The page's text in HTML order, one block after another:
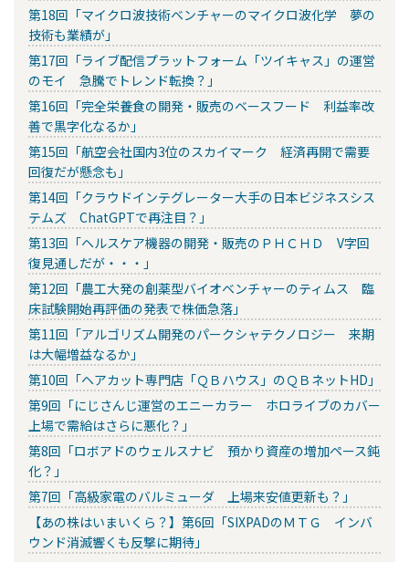
第18回「マイクロ波技術ベンチャーのマイクロ波化学 夢の
技術も業績が」
第17回「ライブ配信プラットフォーム「ツイキャス」の運営
のモイ 急騰でトレンド転換？」
第16回「完全栄養食の開発・販売のベースフード 利益率改
善で黒字化なるか」
第15回「航空会社国内3位のスカイマーク 経済再開で需要
回復だが懸念も」
第14回「クラウドインテグレーター大手の日本ビジネスシス
テムズ ChatGPTで再注目？」
第13回「ヘルスケア機器の開発・販売のＰＨＣＨＤ V字回
復見通しだが・・・」
第12回「農工大発の創薬型バイオベンチャーのティムス 臨
床試験開始再評価の発表で株価急落」
第11回「アルゴリズム開発のパークシャテクノロジー 来期
は大幅増益なるか」
第10回「ヘアカット専門店「ＱＢハウス」のＱＢネットHD」
第9回「にじさんじ運営のエニーカラー ホロライブのカバー
上場で需給はさらに悪化？」
第8回「ロボアドのウェルスナビ 預かり資産の増加ペース鈍
化？」
第7回「高級家電のバルミューダ 上場来安値更新も？」
【あの株はいまいくら？】第6回「SIXPADのＭＴＧ インバ
ウンド消滅響くも反撃に期待」